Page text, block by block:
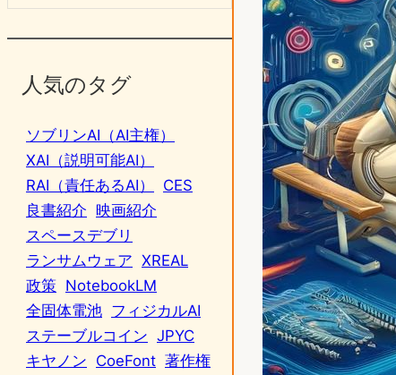
人気のタグ
ソブリンAI（AI主権）
XAI（説明可能AI）
RAI（責任あるAI）
CES
良書紹介 映画紹介
スペースデブリ
ランサムウェア XREAL
政策 NotebookLM
全固体電池 フィジカルAI
ステーブルコイン JPYC
キヤノン CoeFont 著作権